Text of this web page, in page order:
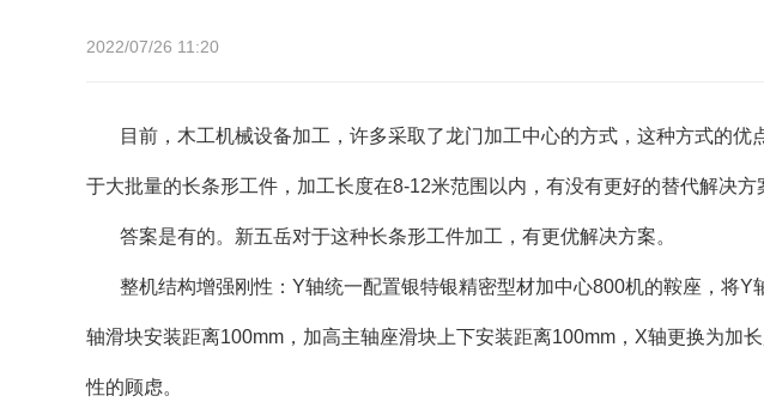
2022/07/26 11:20
目前，木工机械设备加工，许多采取了龙门加工中心的方式，这种方式的
于大批量的长条形工件，加工长度在8-12米范围以内，有没有更好的替代解决方
答案是有的。新五岳对于这种长条形工件加工，有更优解决方案。
整机结构增强刚性：Y轴统一配置银特银精密型材加中心800机的鞍座，将
轴滑块安装距离100mm，加高主轴座滑块上下安装距离100mm，X轴更换为加
性的顾虑。